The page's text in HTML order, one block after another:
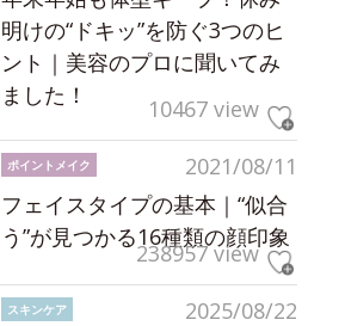
明けの“ドキッ”を防ぐ3つのヒ
ント｜美容のプロに聞いてみ
ました！
10467 view
2021/08/11
ポイントメイク
フェイスタイプの基本｜“似合
う”が見つかる16種類の顔印象
238957 view
2025/08/22
スキンケア